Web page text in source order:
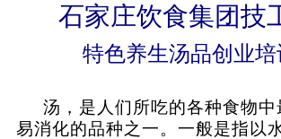
石家庄饮食集团技
特色养生汤品创业培
汤，是人们所吃的各种食物中
易消化的品种之一。一般是指以